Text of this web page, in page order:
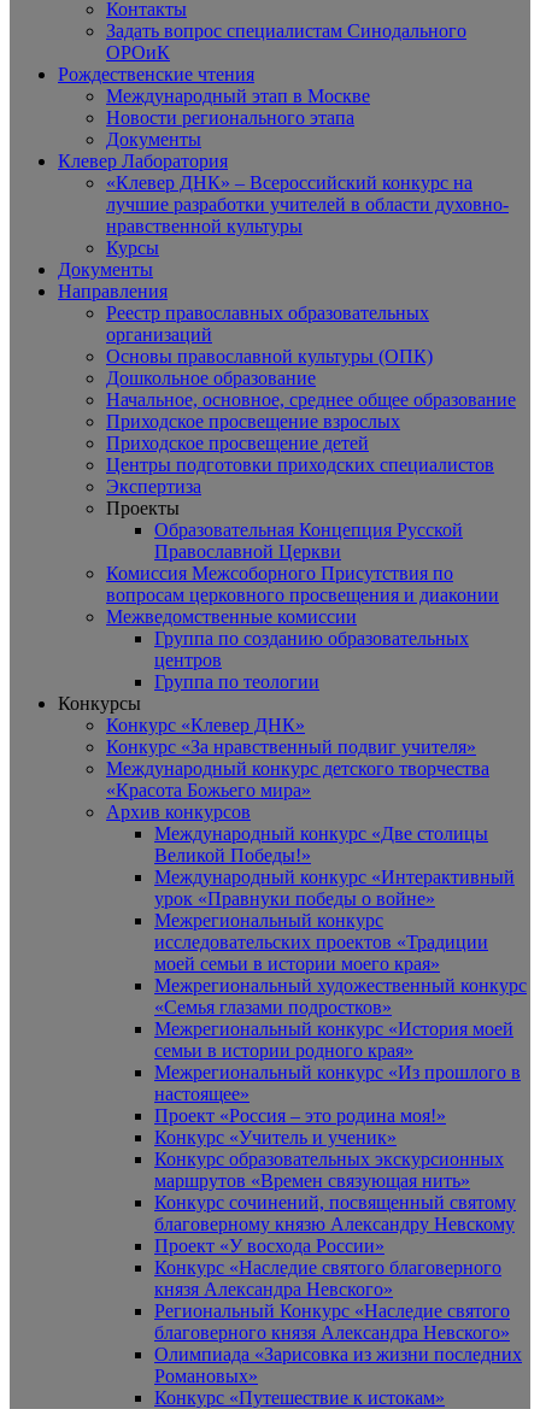
Контакты
Задать вопрос специалистам Синодального
ОРОиК
Рождественские чтения
Международный этап в Москве
Новости регионального этапа
Документы
Клевер Лаборатория
«Клевер ДНК» – Всероссийский конкурс на
лучшие разработки учителей в области духовно-
нравственной культуры
Курсы
Документы
Направления
Реестр православных образовательных
организаций
Основы православной культуры (ОПК)
Дошкольное образование
Начальное, основное, среднее общее образование
Приходское просвещение взрослых
Приходское просвещение детей
Центры подготовки приходских специалистов
Экспертиза
Проекты
Образовательная Концепция Русской
Православной Церкви
Комиссия Межсоборного Присутствия по
вопросам церковного просвещения и диаконии
Межведомственные комиссии
Группа по созданию образовательных
центров
Группа по теологии
Конкурсы
Конкурс «Клевер ДНК»
Конкурс «За нравственный подвиг учителя»
Международный конкурс детского творчества
«Красота Божьего мира»
Архив конкурсов
Международный конкурс «Две столицы
Великой Победы!»
Международный конкурс «Интерактивный
урок «Правнуки победы о войне»
Межрегиональный конкурс
исследовательских проектов «Традиции
моей семьи в истории моего края»
Межрегиональный художественный конкурс
«Семья глазами подростков»
Межрегиональный конкурс «История моей
семьи в истории родного края»
Межрегиональный конкурс «Из прошлого в
настоящее»
Проект «Россия – это родина моя!»
Конкурс «Учитель и ученик»
Конкурс образовательных экскурсионных
маршрутов «Времен связующая нить»
Конкурс сочинений, посвященный святому
благоверному князю Александру Невскому
Проект «У восхода России»
Конкурс «Наследие святого благоверного
князя Александра Невского»
Региональный Конкурс «Наследие святого
благоверного князя Александра Невского»
Олимпиада «Зарисовка из жизни последних
Романовых»
Конкурс «Путешествие к истокам»